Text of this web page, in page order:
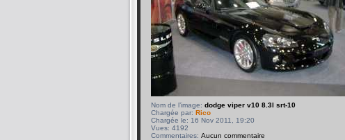
Nom de l’image: dodge viper v10 8.3l srt-10
Chargée par: Rico
Chargée le: 16 Nov 2011, 19:20
Vues: 4192
Commentaires: Aucun commentaire